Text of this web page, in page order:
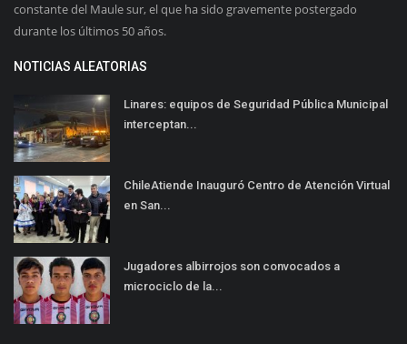
constante del Maule sur, el que ha sido gravemente postergado
durante los últimos 50 años.
NOTICIAS ALEATORIAS
Linares: equipos de Seguridad Pública Municipal
interceptan...
ChileAtiende Inauguró Centro de Atención Virtual
en San...
Jugadores albirrojos son convocados a
microciclo de la...